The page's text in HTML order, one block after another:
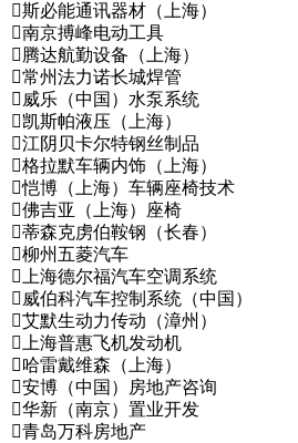
斯必能通讯器材（上海）
南京搏峰电动工具
腾达航勤设备（上海）
常州法力诺长城焊管
威乐（中国）水泵系统
凯斯帕液压（上海）
江阴贝卡尔特钢丝制品
格拉默车辆内饰（上海）
恺博（上海）车辆座椅技术
佛吉亚（上海）座椅
蒂森克虏伯鞍钢（长春）
柳州五菱汽车
上海德尔福汽车空调系统
威伯科汽车控制系统（中国）
艾默生动力传动（漳州）
上海普惠飞机发动机
哈雷戴维森（上海）
安博（中国）房地产咨询
华新（南京）置业开发
青岛万科房地产